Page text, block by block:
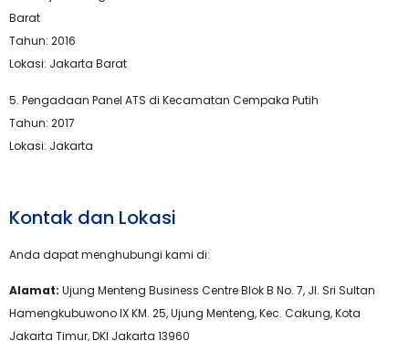
Barat
Tahun: 2016
Lokasi: Jakarta Barat
5.⁠ ⁠Pengadaan Panel ATS di Kecamatan Cempaka Putih
Tahun: 2017
Lokasi: Jakarta
Kontak dan Lokasi
Anda dapat menghubungi kami di:
Alamat: Ujung Menteng Business Centre Blok B No. 7, Jl. Sri Sultan
Hamengkubuwono IX KM. 25, Ujung Menteng, Kec. Cakung, Kota
Jakarta Timur, DKI Jakarta 13960